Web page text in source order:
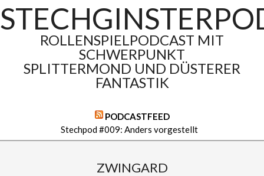
ROLLENSPIELPODCAST MIT
SCHWERPUNKT
SPLITTERMOND UND DÜSTERER
FANTASTIK
PODCASTFEED
Stechpod #009: Anders vorgestellt
ZWINGARD